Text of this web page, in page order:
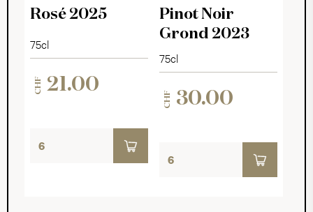
Rosé 2025
75cl
CHF 21.00
Pinot Noir
Grond 2023
75cl
CHF 30.00